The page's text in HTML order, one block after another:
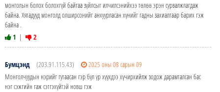
монголын болох болохгүй байгаа зүйлсыг илчилсэнийхээ төлөө эрэн сурвалжлагдаж
байна. Хятадууд монголд олширсонийг анхуурласан хүнийг гадны захиалгаар барих гэж
байна .
1 | 2
Бумцэнд (203.91.115.43)
2025 оны 08 сарын 09
Монголчуудын нэрийг гутаасан гэр бүл үр хүүхдээ хүчирхийлж зодож дарамталсан бас
нэг сэжгийн гаж сэтгэхүйтэй новш гэж